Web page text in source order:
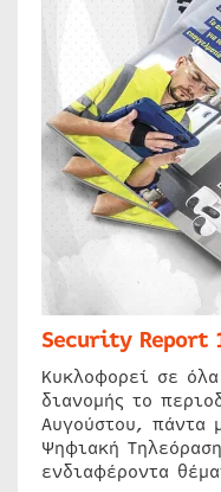
Security Report
Κυκλοφορεί σε
διανομής το
Αυγούστου, πάντα
Ψηφιακή
ενδιαφέροντα